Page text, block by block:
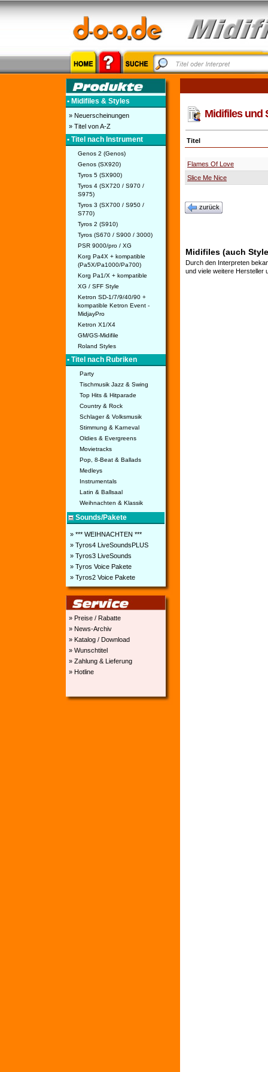
• Midifiles & Styles
» Neuerscheinungen
» Titel von A-Z
• Titel nach Instrument
Genos 2 (Genos)
Genos (SX920)
Tyros 5 (SX900)
Tyros 4 (SX720 / S970 /
S975)
Tyros 3 (SX700 / S950 /
S770)
Tyros 2 (S910)
Tyros (S670 / S900 / 3000)
PSR 9000/pro / XG
Korg Pa4X + kompatible
(Pa5X/Pa1000/Pa700)
Korg Pa1/X + kompatible
XG / SFF Style
Ketron SD-1/7/9/40/90 +
kompatible Ketron Event -
MidjayPro
Ketron X1/X4
GM/GS-Midifile
Roland Styles
• Titel nach Rubriken
Party
Tischmusik Jazz & Swing
Top Hits & Hitparade
Country & Rock
Schlager & Volksmusik
Stimmung & Karneval
Oldies & Evergreens
Movietracks
Pop, 8-Beat & Ballads
Medleys
Instrumentals
Latin & Ballsaal
Weihnachten & Klassik
Sounds/Pakete
» *** WEIHNACHTEN ***
» Tyros4 LiveSoundsPLUS
» Tyros3 LiveSounds
» Tyros Voice Pakete
» Tyros2 Voice Pakete
» Preise / Rabatte
» News-Archiv
» Katalog / Download
» Wunschtitel
» Zahlung & Lieferung
» Hotline
Midifiles und
Titel
Flames Of Love
Slice Me Nice
zurück
Midifiles (auch
Durch den Interpreten
und viele weitere Hersteller